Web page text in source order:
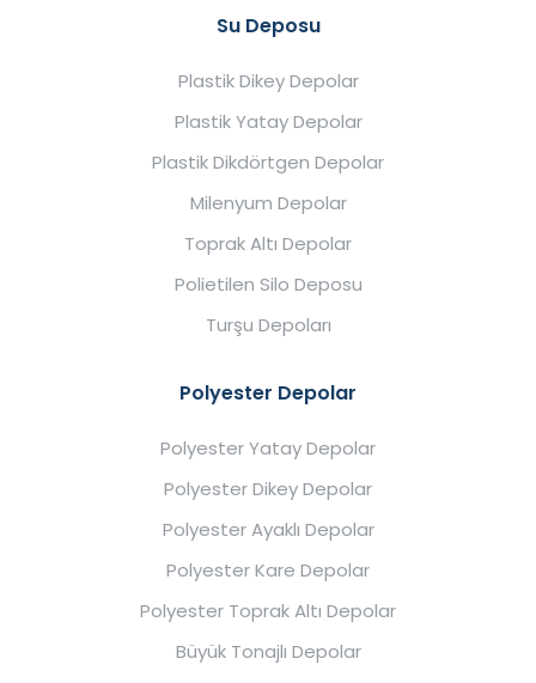
Su Deposu
Plastik Dikey Depolar
Plastik Yatay Depolar
Plastik Dikdörtgen Depolar
Milenyum Depolar
Toprak Altı Depolar
Polietilen Silo Deposu
Turşu Depoları
Polyester Depolar
Polyester Yatay Depolar
Polyester Dikey Depolar
Polyester Ayaklı Depolar
Polyester Kare Depolar
Polyester Toprak Altı Depolar
Büyük Tonajlı Depolar